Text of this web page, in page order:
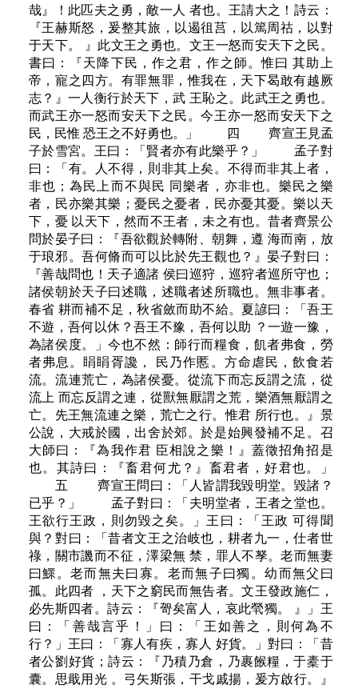
哉』！此匹夫之勇，敵一人 者也。王請大之！詩云：
『王赫斯怒，爰整其旅，以遏徂莒，以篤周祜，以對
于天下。 』此文王之勇也。文王一怒而安天下之民。
書曰：『天降下民，作之君，作之師。惟曰 其助上
帝，寵之四方。有罪無罪，惟我在，天下曷敢有越厥
志？』一人衡行於天下，武 王恥之。此武王之勇也。
而武王亦一怒而安天下之民。今王亦一怒而安天下之
民，民惟 恐王之不好勇也。」 四 齊宣王見孟
子於雪宮。王曰：「賢者亦有此樂乎？」 孟子對
曰：「有。人不得，則非其上矣。不得而非其上者，
非也；為民上而不與民 同樂者，亦非也。樂民之樂
者，民亦樂其樂；憂民之憂者，民亦憂其憂。樂以天
下，憂 以天下，然而不王者，未之有也。昔者齊景公
問於晏子曰：『吾欲觀於轉附、朝舞，遵 海而南，放
于琅邪。吾何脩而可以比於先王觀也？』晏子對曰：
『善哉問也！天子適諸 侯曰巡狩，巡狩者巡所守也；
諸侯朝於天子曰述職，述職者述所職也。無非事者。
春省 耕而補不足，秋省斂而助不給。夏諺曰：「吾王
不遊，吾何以休？吾王不豫，吾何以助 ？一遊一豫，
為諸侯度。」今也不然：師行而糧食，飢者弗食，勞
者弗息。睊睊胥讒， 民乃作慝。方命虐民，飲食若
流。流連荒亡，為諸侯憂。從流下而忘反謂之流，從
流上 而忘反謂之連，從獸無厭謂之荒，樂酒無厭謂之
亡。先王無流連之樂，荒亡之行。惟君 所行也。』景
公說，大戒於國，出舍於郊。於是始興發補不足。召
大師曰：『為我作君 臣相說之樂！』蓋徵招角招是
也。其詩曰：『畜君何尤？』畜君者，好君也。」
五 齊宣王問曰：「人皆謂我毀明堂。毀諸？
已乎？」 孟子對曰：「夫明堂者，王者之堂也。
王欲行王政，則勿毀之矣。」王曰：「王政 可得聞
與？對曰：「昔者文王之治岐也，耕者九一，仕者世
祿，關市譏而不征，澤梁無 禁，罪人不孥。老而無妻
曰鰥。老而無夫曰寡。老而無子曰獨。幼而無父曰
孤。此四者 ，天下之窮民而無告者。文王發政施仁，
必先斯四者。詩云：『哿矣富人，哀此煢獨。 』」王
曰：「善哉言乎！」曰：「王如善之，則何為不
行？」王曰：「寡人有疾，寡人 好貨。」對曰：「昔
者公劉好貨；詩云：『乃積乃倉，乃裹餱糧，于橐于
囊。思戢用光 。弓矢斯張，干戈戚揚，爰方啟行。』